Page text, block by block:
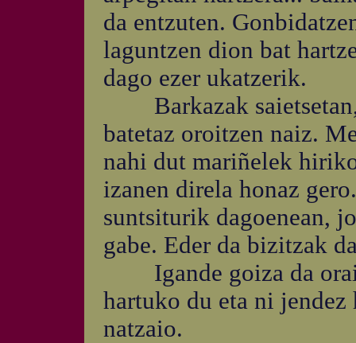
da entzuten.
laguntzen dion bat
dago ezer ukatzerik.
Barkazak saietsetan,
batetaz oroitzen naiz.
nahi dut mariñelek
izanen direla honaz
suntsiturik dagoenean,
gabe. Eder da bizitzak
Igande goiza da
hartuko du eta ni
natzaio.